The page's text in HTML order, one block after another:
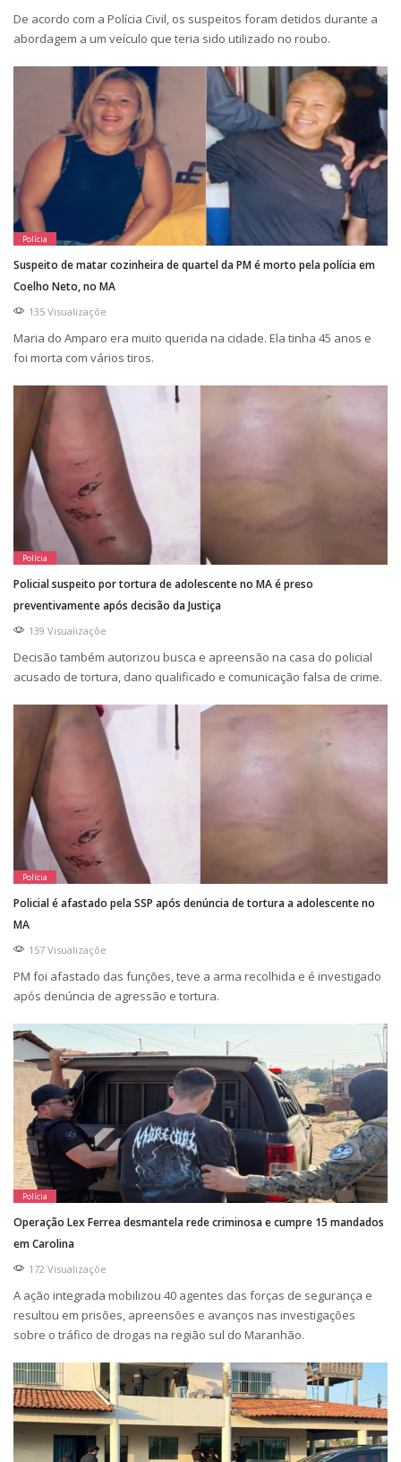
De acordo com a Polícia Civil, os suspeitos foram detidos durante a
abordagem a um veículo que teria sido utilizado no roubo.
Polícia
Suspeito de matar cozinheira de quartel da PM é morto pela polícia em
Coelho Neto, no MA
135 Visualizaçõe
Maria do Amparo era muito querida na cidade. Ela tinha 45 anos e
foi morta com vários tiros.
Polícia
Policial suspeito por tortura de adolescente no MA é preso
preventivamente após decisão da Justiça
139 Visualizaçõe
Decisão também autorizou busca e apreensão na casa do policial
acusado de tortura, dano qualificado e comunicação falsa de crime.
Polícia
Policial é afastado pela SSP após denúncia de tortura a adolescente no
MA
157 Visualizaçõe
PM foi afastado das funções, teve a arma recolhida e é investigado
após denúncia de agressão e tortura.
Polícia
Operação Lex Ferrea desmantela rede criminosa e cumpre 15 mandados
em Carolina
172 Visualizaçõe
A ação integrada mobilizou 40 agentes das forças de segurança e
resultou em prisões, apreensões e avanços nas investigações
sobre o tráfico de drogas na região sul do Maranhão.